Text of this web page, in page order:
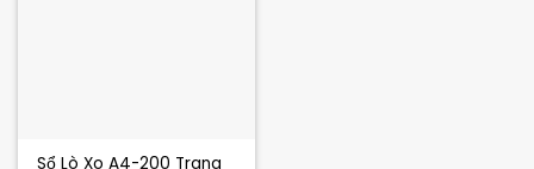
Sổ Lò Xo A4-200 Trang